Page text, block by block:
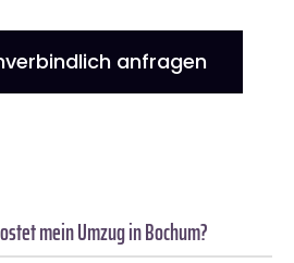
anfragen
mein Umzug in Bochum?